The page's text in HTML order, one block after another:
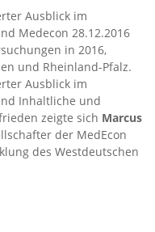
Ausblick im
Medecon 28.12.2016
in 2016,
und Rheinland-Pfalz.
Ausblick im
Inhaltliche und
zeigte sich Marcus
der MedEcon
des Westdeutschen